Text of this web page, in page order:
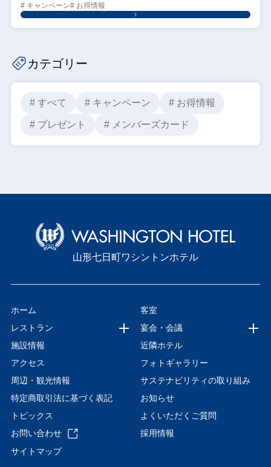
# キャンペーン# お得情報
カテゴリー
# すべて # キャンペーン # お得情報
# プレゼント # メンバーズカード
山形七日町ワシントンホテル
ホーム
客室
レストラン
宴会・会議
施設情報
近隣ホテル
アクセス
フォトギャラリー
周辺・観光情報
サステナビリティの取り組み
特定商取引法に基づく表記
お知らせ
トピックス
よくいただくご質問
お問い合わせ
採用情報
サイトマップ